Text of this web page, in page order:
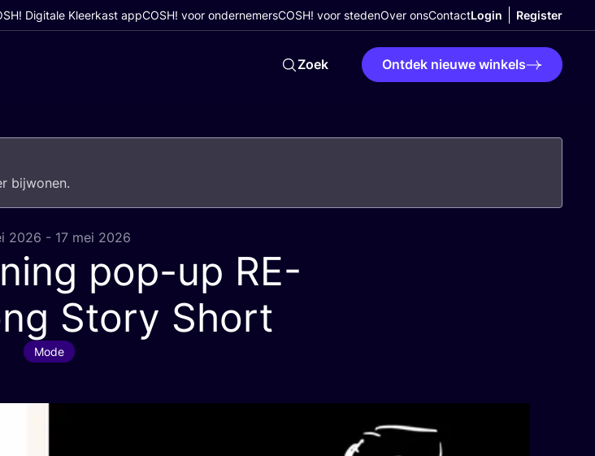
Digitale Kleerkast appCOSH! voor ondernemersCOSH! voor stedenOver onsContactLogin Register
Zoek Ontdek nieuwe winkels
bijwonen.
2026 - 17 mei 2026
pop-up RE-
Story Short
Mode